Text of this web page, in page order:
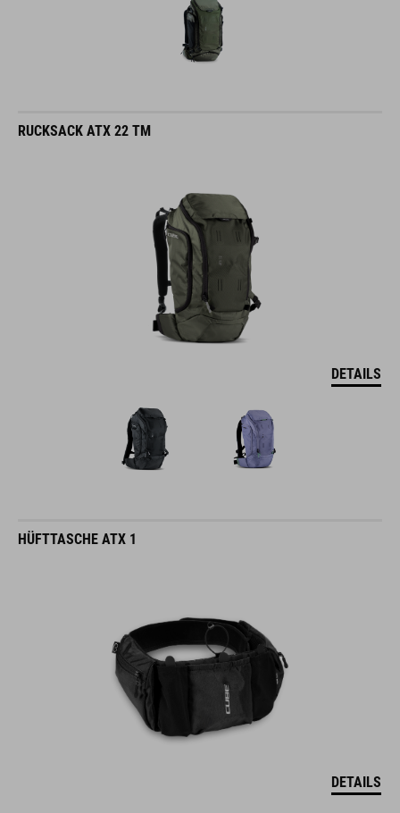
RUCKSACK ATX 22 TM
DETAILS
HÜFTTASCHE ATX 1
DETAILS